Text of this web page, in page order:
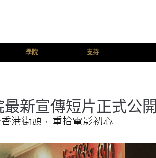
學院 支持
新宣傳短片正式公開
港街頭，重拾電影初心